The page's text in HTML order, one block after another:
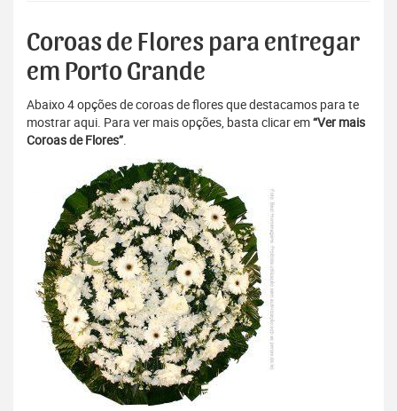
Coroas de Flores para entregar
em Porto Grande
Abaixo 4 opções de coroas de flores que destacamos para te
mostrar aqui. Para ver mais opções, basta clicar em“Ver mais
Coroas de Flores”.